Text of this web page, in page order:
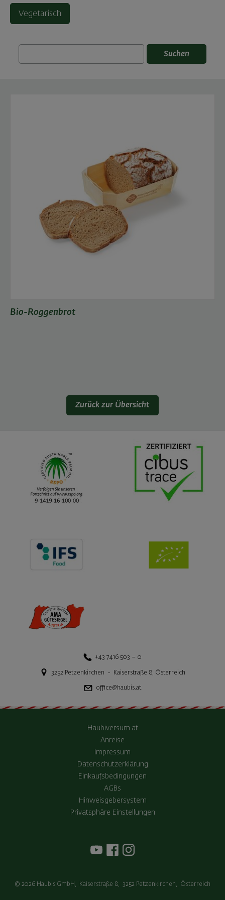
Vegetarisch
Suchen
Bio-Roggenbrot
Zurück zur Übersicht
+43 7416 503 – 0
3252 Petzenkirchen - Kaiserstraße 8, Österreich
office@haubis.at
Haubiversum.at
Anreise
Impressum
Datenschutzerklärung
Einkaufsbedingungen
AGBs
Hinweisgebersystem
Privatsphäre Einstellungen
© 2026 Haubis GmbH , Kaiserstraße 8, 3252 Petzenkirchen, Österreich